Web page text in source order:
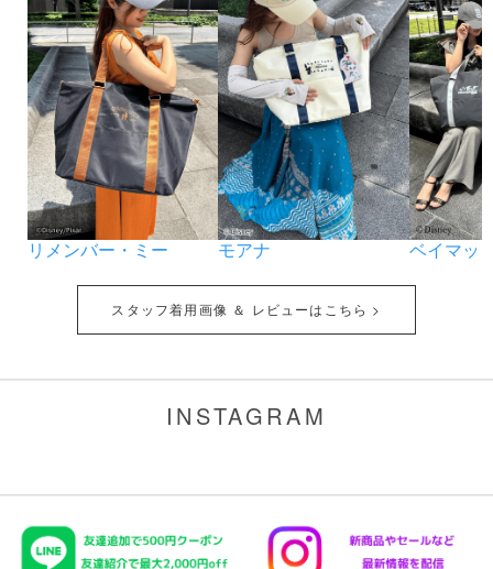
リメンバー・ミー モアナ ベイマッ
スタッフ着用画像 ＆ レビューはこちら >
INSTAGRAM